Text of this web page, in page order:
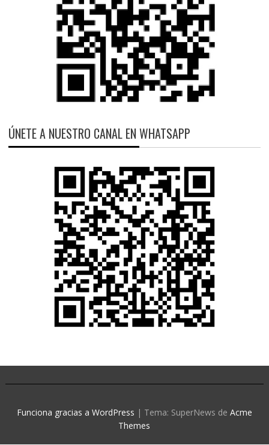
ÚNETE A NUESTRO CANAL EN WHATSAPP
Funciona gracias a WordPress | Tema: SuperNews de Acme
Themes